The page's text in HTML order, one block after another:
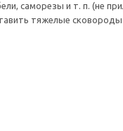
саморезы и т. п. (не
тяжелые сковороды